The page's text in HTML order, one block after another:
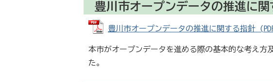
豊川市オープンデータの推進に関
豊川市オープンデータの推進に関する指針
本市がオープンデータを進める際の基本的な考え方
た。